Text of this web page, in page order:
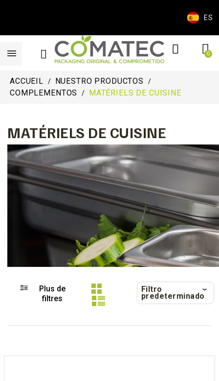
ES
ACCUEIL
NUESTRO PRODUCTOS
COMPLEMENTOS
MATÉRIELS DE CUISINE
MATÉRIELS DE CUISINE
Plus de
filtres
Filtro
predeterminado